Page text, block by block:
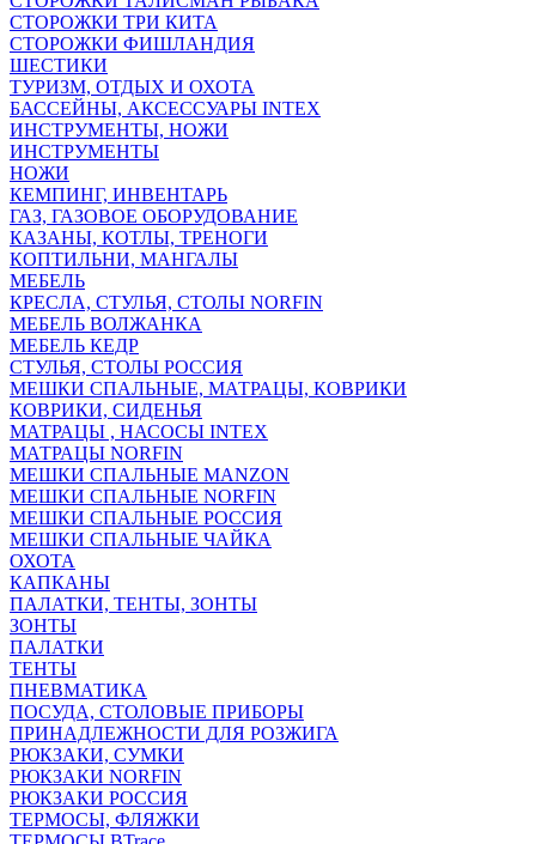
СТОРОЖКИ ТРИ КИТА
СТОРОЖКИ ФИШЛАНДИЯ
ШЕСТИКИ
ТУРИЗМ, ОТДЫХ И ОХОТА
БАССЕЙНЫ, АКСЕССУАРЫ INTEX
ИНСТРУМЕНТЫ, НОЖИ
ИНСТРУМЕНТЫ
НОЖИ
КЕМПИНГ, ИНВЕНТАРЬ
ГАЗ, ГАЗОВОЕ ОБОРУДОВАНИЕ
КАЗАНЫ, КОТЛЫ, ТРЕНОГИ
КОПТИЛЬНИ, МАНГАЛЫ
МЕБЕЛЬ
КРЕСЛА, СТУЛЬЯ, СТОЛЫ NORFIN
МЕБЕЛЬ ВОЛЖАНКА
МЕБЕЛЬ КЕДР
СТУЛЬЯ, СТОЛЫ РОССИЯ
МЕШКИ СПАЛЬНЫЕ, МАТРАЦЫ, КОВРИКИ
КОВРИКИ, СИДЕНЬЯ
МАТРАЦЫ , НАСОСЫ INTEX
МАТРАЦЫ NORFIN
МЕШКИ СПАЛЬНЫЕ MANZON
МЕШКИ СПАЛЬНЫЕ NORFIN
МЕШКИ СПАЛЬНЫЕ РОССИЯ
МЕШКИ СПАЛЬНЫЕ ЧАЙКА
ОХОТА
КАПКАНЫ
ПАЛАТКИ, ТЕНТЫ, ЗОНТЫ
ЗОНТЫ
ПАЛАТКИ
ТЕНТЫ
ПНЕВМАТИКА
ПОСУДА, СТОЛОВЫЕ ПРИБОРЫ
ПРИНАДЛЕЖНОСТИ ДЛЯ РОЗЖИГА
РЮКЗАКИ, СУМКИ
РЮКЗАКИ NORFIN
РЮКЗАКИ РОССИЯ
ТЕРМОСЫ, ФЛЯЖКИ